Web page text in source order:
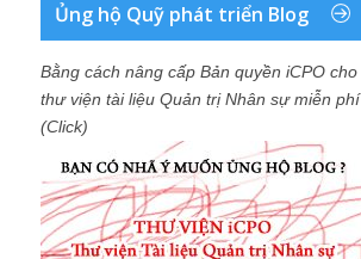
Ủng hộ Quỹ phát triển Blog
Bằng cách nâng cấp Bản quyền iCPO cho
thư viện tài liệu Quản trị Nhân sự miễn phí
(Click)